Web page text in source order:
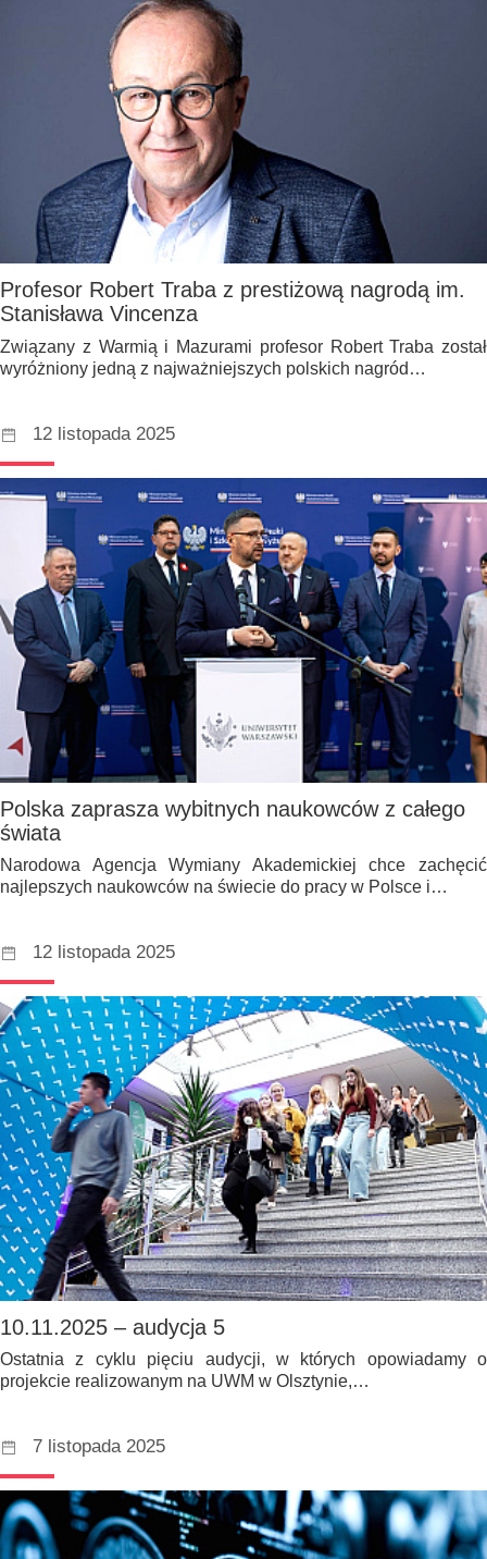
Profesor Robert Traba z prestiżową nagrodą im.
Stanisława Vincenza
Związany z Warmią i Mazurami profesor Robert Traba został
wyróżniony jedną z najważniejszych polskich nagród…
12 listopada 2025
Polska zaprasza wybitnych naukowców z całego
świata
Narodowa Agencja Wymiany Akademickiej chce zachęcić
najlepszych naukowców na świecie do pracy w Polsce i…
12 listopada 2025
10.11.2025 – audycja 5
Ostatnia z cyklu pięciu audycji, w których opowiadamy o
projekcie realizowanym na UWM w Olsztynie,…
7 listopada 2025